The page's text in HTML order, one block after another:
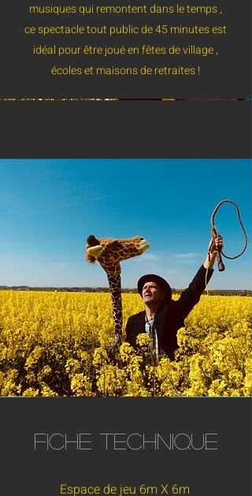
FICHE TECHNIQUE
Espace de jeu 6m X 6m
musiques qui remontent dans le temps ,
ce spectacle tout public de 45 minutes est
idéal pour être joué en fêtes de village ,
écoles et maisons de retraites !